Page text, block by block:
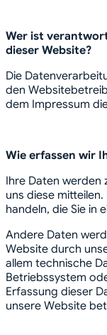
Wer ist
dieser Website?
Die
den
dem Impressum
Wie erfassen wir
Ihre Daten werden
uns diese
handeln, die Sie in
Andere Daten
Website durch
allem technische
Betriebssystem
Erfassung dieser
unsere Website